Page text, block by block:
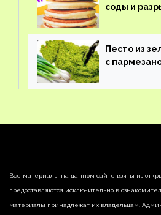
соды и
Песто из
с
Все материалы на данном сайте взяты из
предоставляются исключительно в
материалы принадлежат их владельцам.